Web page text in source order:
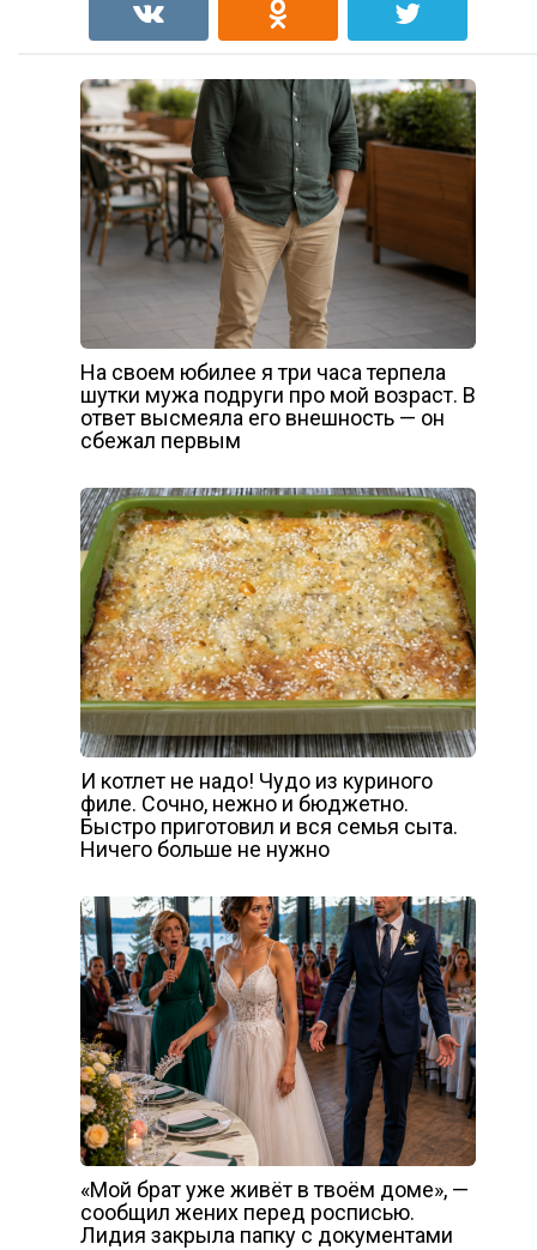
На своем юбилее я три часа терпела
шутки мужа подруги про мой возраст. В
ответ высмеяла его внешность — он
сбежал первым
И котлет не надо! Чудо из куриного
филе. Сочно, нежно и бюджетно.
Быстро приготовил и вся семья сыта.
Ничего больше не нужно
«Мой брат уже живёт в твоём доме», —
сообщил жених перед росписью.
Лидия закрыла папку с документами